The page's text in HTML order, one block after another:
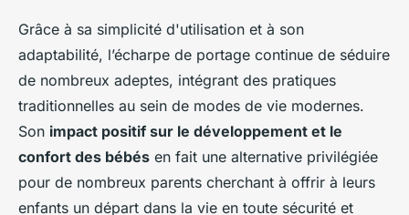
Grâce à sa simplicité d'utilisation et à son
adaptabilité, l’écharpe de portage continue de séduire
de nombreux adeptes, intégrant des pratiques
traditionnelles au sein de modes de vie modernes.
Son impact positif sur le développement et le
confort des bébés en fait une alternative privilégiée
pour de nombreux parents cherchant à offrir à leurs
enfants un départ dans la vie en toute sécurité et